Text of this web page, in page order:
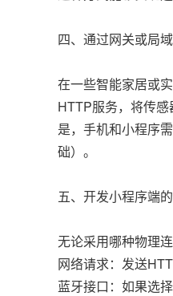
四、通过网关或局
在一些智能家居或
HTTP服务，将传
是，手机和小程序
础）。
五、开发小程序端
无论采用哪种物理
网络请求：发送
蓝牙接口：如果选